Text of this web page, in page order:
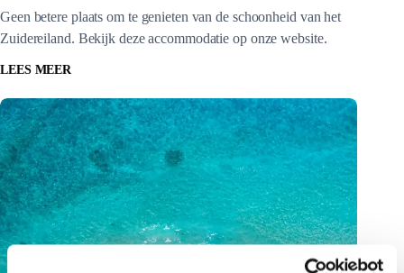
Geen betere plaats om te genieten van de schoonheid van het
Zuidereiland. Bekijk deze accommodatie op onze website.
LEES MEER